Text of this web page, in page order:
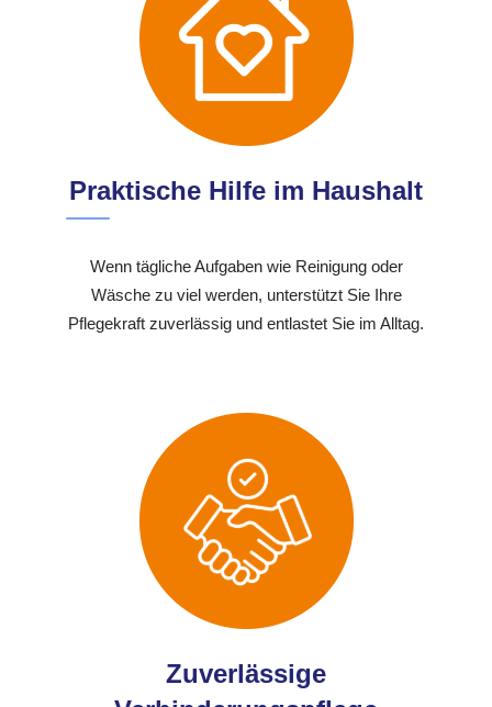
Praktische Hilfe im Haushalt
Wenn tägliche Aufgaben wie Reinigung oder
Wäsche zu viel werden, unterstützt Sie Ihre
Pflegekraft zuverlässig und entlastet Sie im Alltag.
Zuverlässige